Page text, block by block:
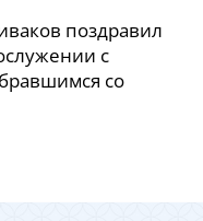
поздравил
с
со